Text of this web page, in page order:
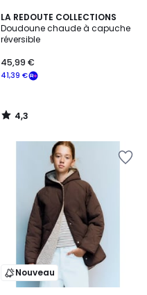
LA REDOUTE COLLECTIONS
Doudoune chaude à capuche
réversible
41,39 €
45,99 €
4,3
/ 5
4,3
/
Nouveau